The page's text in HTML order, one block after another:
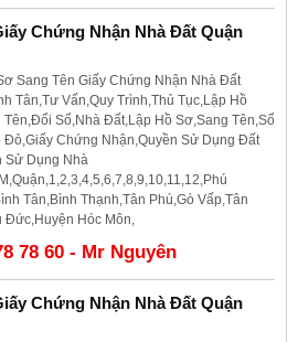
Chứng Nhận Nhà Đất Quận
Sang Tên Giấy Chứng Nhận Nhà Đất
Tân,Tư Vấn,Quy Trình,Thủ Tục,Lập Hồ
Tên,Đổi Sổ,Nhà Đất,Lập Hồ Sơ,Sang Tên,Sổ
Đỏ,Giấy Chứng Nhận,Quyền Sử Dụng Đất
Sử Dụng Nhà
Tân,Bình Thạnh,Tân Phú,Gò Vấp,Tân
Đức,Huyện Hóc Môn,
78 60 - Mr Nguyên
Chứng Nhận Nhà Đất Quận